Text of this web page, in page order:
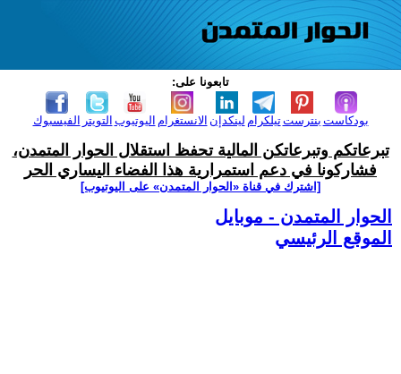
تابعونا على:
الفيسبوك التويتر اليوتيوب الانستغرام لينكدإن تيلكرامبنترست بودكاست
تبرعاتكم وتبرعاتكن المالية تحفظ استقلال الحوار المتمدن،
فشاركونا في دعم استمرارية هذا الفضاء اليساري الحر
[اشترك في قناة ‫«الحوار المتمدن» على اليوتيوب]
الحوار المتمدن - موبايل
الموقع الرئيسي